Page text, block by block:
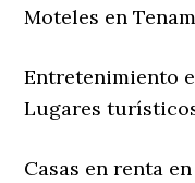
Moteles en
Entretenimiento
Lugares
Casas en renta